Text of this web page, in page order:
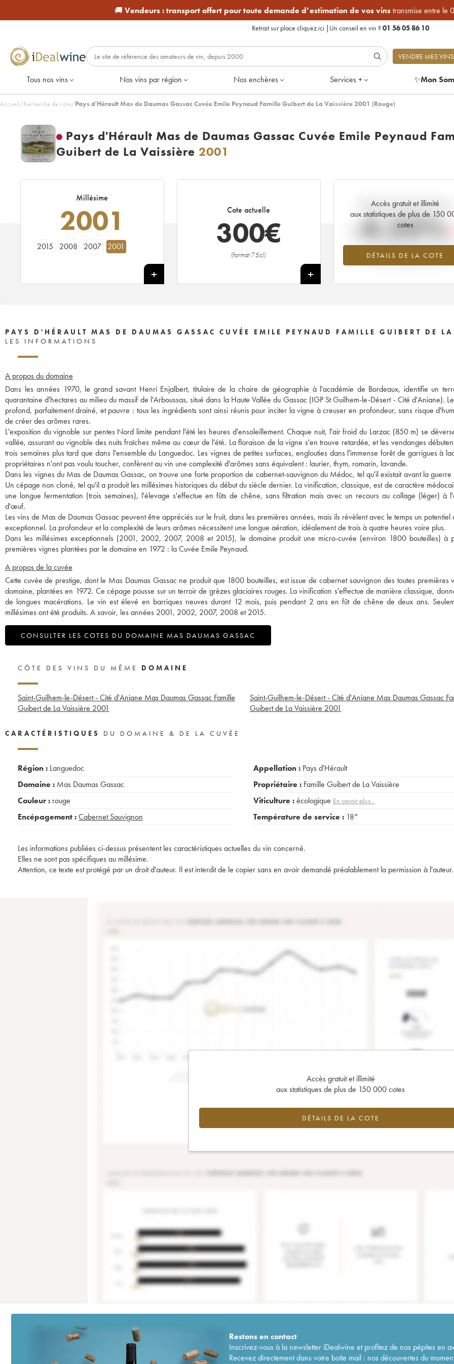
🚚 Vendeurs :transport offert pour toute demande d’estimation de vos vinstransmise entre le
Retrait sur place cliquez ici | Un conseil en vin ?01 56 05 86 10
VENDRE MES VINS
Tous nos vins Nos vins par région Nos enchères Services + ✨Mon
Accueil/Recherche de cote/Pays d'Hérault Mas de Daumas Gassac Cuvée Emile Peynaud Famille Guibert de La Vaissière 2001 (Rouge)
Pays d'Hérault Mas de Daumas Gassac Cuvée Emile Peynaud
Guibert de La Vaissière 2001
Millésime
2001
2015 2008 2007 2001
Cote actuelle
300€
(format 75cl)
+
Accès gratuit et illimité
aux statistiques de plus de 150
cotes
DÉTAILS DE LA COTE
Tendance actuelle de la cote
-4.53%
Tendance à la baisse du millésime
en 2026 par rapport à 2025
PAYS D'HÉRAULT MAS DE DAUMAS GASSAC CUVÉE EMILE PEYNAUD FAMILLE GUIBERT DE
LES INFORMATIONS
A propos du domaine
Dans les années 1970, le grand savant Henri Enjalbert, titulaire de la chaire de géographie à l'académie de Bordeaux, identifie un
quarantaine d'hectares au milieu du massif de l'Arboussas, situé dans la Haute Vallée du Gassac (IGP St Guilhem-le-Désert - Cité d'Aniane).
profond, parfaitement drainé, et pauvre : tous les ingrédients sont ainsi réunis pour inciter la vigne à creuser en profondeur, sans risque
de créer des arômes rares.
L'exposition du vignoble sur pentes Nord limite pendant l'été les heures d'ensoleillement. Chaque nuit, l'air froid du Larzac (850 m) se
vallée, assurant au vignoble des nuits fraîches même au cœur de l'été. La floraison de la vigne s'en trouve retardée, et les vendanges
trois semaines plus tard que dans l'ensemble du Languedoc. Les vignes de petites surfaces, englouties dans l'immense forêt de garrigues à
propriétaires n'ont pas voulu toucher, confèrent au vin une complexité d'arômes sans équivalent : laurier, thym, romarin, lavande.
Dans les vignes du Mas de Daumas Gassac, on trouve une forte proportion de cabernet-sauvignon du Médoc, tel qu'il existait avant la guerre
Un cépage non cloné, tel qu'il a produit les millésimes historiques du début du siècle dernier. La vinification, classique, est de caractère
une longue fermentation (trois semaines), l'élevage s'effectue en fûts de chêne, sans filtration mais avec un recours au collage (léger) à
d'œuf.
Les vins de Mas de Daumas Gassac peuvent être appréciés sur le fruit, dans les premières années, mais ils révèlent avec le temps un
exceptionnel. La profondeur et la complexité de leurs arômes nécessitent une longue aération, idéalement de trois à quatre heures voire plus.
Dans les millésimes exceptionnels (2001, 2002, 2007, 2008 et 2015), le domaine produit une micro-cuvée (environ 1800 bouteilles) à
premières vignes plantées par le domaine en 1972 : la Cuvée Emile Peynaud.
A propos de la cuvée
Cette cuvée de prestige, dont le Mas Daumas Gassac ne produit que 1800 bouteilles, est issue de cabernet sauvignon des toutes premières
domaine, plantées en 1972. Ce cépage pousse sur un terroir de grèzes glaciaires rouges. La vinification s'effectue de manière classique,
de longues macérations. Le vin est élevé en barriques neuves durant 12 mois, puis pendant 2 ans en fût de chêne de deux ans.
millésimes ont été produits. A savoir, les années 2001, 2002, 2007, 2008 et 2015.
CONSULTER LES COTES DU DOMAINE MAS DAUMAS GASSAC
CÔTE DES VINS DU MÊME DOMAINE
Saint-Guilhem-le-Désert - Cité d'Aniane Mas Daumas Gassac Famille
Guibert de La Vaissière 2001
Saint-Guilhem-le-Désert - Cité d'Aniane Mas Daumas Gassac
Guibert de La Vaissière 2001
CARACTÉRISTIQUES DU DOMAINE & DE LA CUVÉE
Région : Languedoc
Domaine : Mas Daumas Gassac
Couleur : rouge
Encépagement :Cabernet Sauvignon
Appellation : Pays d'Hérault
Propriétaire : Famille Guibert de La Vaissière
Viticulture :écologique En savoir plus...
Température de service : 18°
Les informations publiées ci-dessus présentent les caractéristiques actuelles du vin concerné.
Elles ne sont pas spécifiques au millésime.
Attention, ce texte est protégé par un droit d'auteur. Il est interdit de le copier sans en avoir demandé préalablement la permission à l'auteur.
Accès gratuit et illimité
aux statistiques de plus de 150 000 cotes
DÉTAILS DE LA COTE
Restons encontact
Inscrivez-vous à la newsletter iDealwine et profitez de nos pépites en
Recevez directement dans votre boîte mail : nos découvertes du